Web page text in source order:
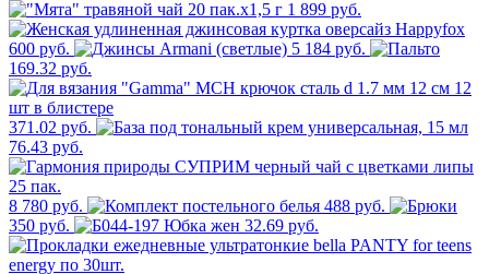
1 899 руб.
600 руб.
5 184 руб.
169.32 руб.
371.02 руб.
76.43 руб.
8 780 руб.
488 руб.
350 руб.
32.69 руб.